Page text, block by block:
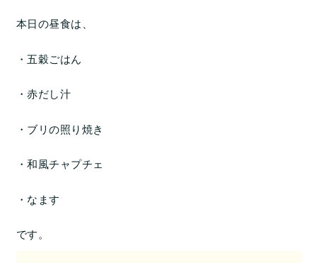
本日の昼食は、
・五穀ごはん
・赤だし汁
・ブリの照り焼き
・和風チャプチェ
・なます
です。